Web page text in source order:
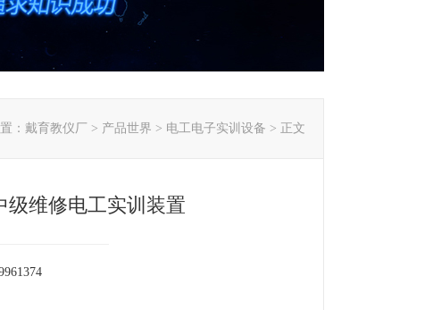
： 戴育教仪厂 > 产品世界 > 电工电子实训设备 > 正文
级维修电工实训装置